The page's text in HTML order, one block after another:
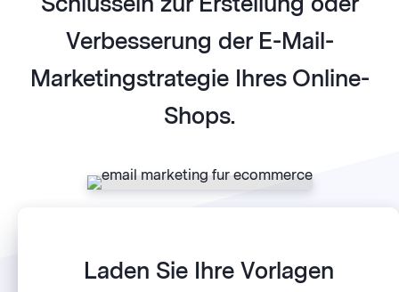
Verbesserung der E-Mail-
Marketingstrategie Ihres Online-
Shops.
Laden Sie Ihre Vorlagen